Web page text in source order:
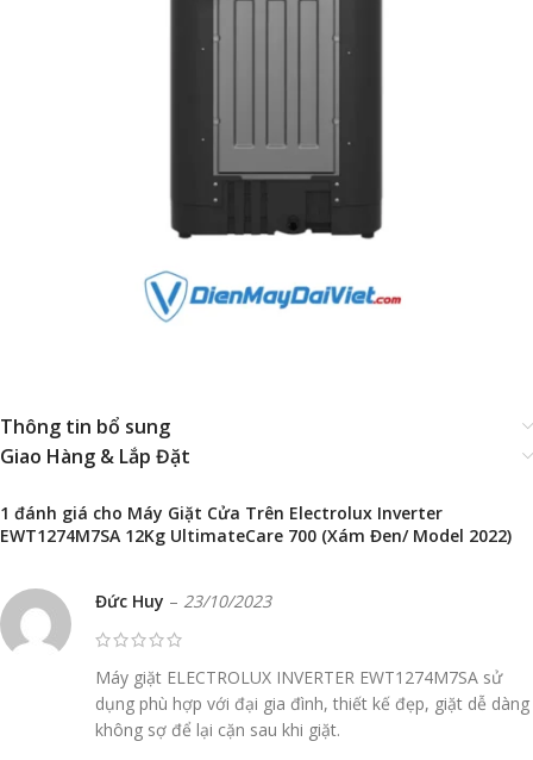
Thông tin bổ sung
Giao Hàng & Lắp Đặt
1 đánh giá cho Máy Giặt Cửa Trên Electrolux Inverter
EWT1274M7SA 12Kg UltimateCare 700 (Xám Đen/ Model 2022)
Đức Huy – 23/10/2023
Máy giặt ELECTROLUX INVERTER EWT1274M7SA sử
dụng phù hợp với đại gia đình, thiết kế đẹp, giặt dễ dàng
không sợ để lại cặn sau khi giặt.